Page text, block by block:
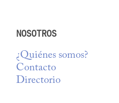
NOSOTROS
¿Quiénes somos?
Contacto
Directorio